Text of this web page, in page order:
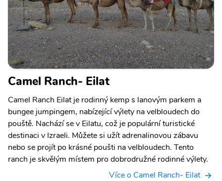
Camel Ranch- Eilat
Camel Ranch Eilat je rodinný kemp s lanovým parkem a
bungee jumpingem, nabízející výlety na velbloudech do
pouště. Nachází se v Eilatu, což je populární turistické
destinaci v Izraeli. Můžete si užít adrenalinovou zábavu
nebo se projít po krásné poušti na velbloudech. Tento
ranch je skvělým místem pro dobrodružné rodinné výlety.
Více o Camel Ranch- Eilat